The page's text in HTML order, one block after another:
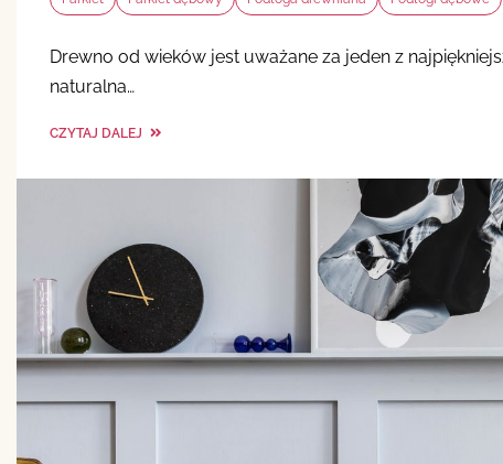
Drewno od wieków jest uważane za jeden z
naturalna…
CZYTAJ DALEJ